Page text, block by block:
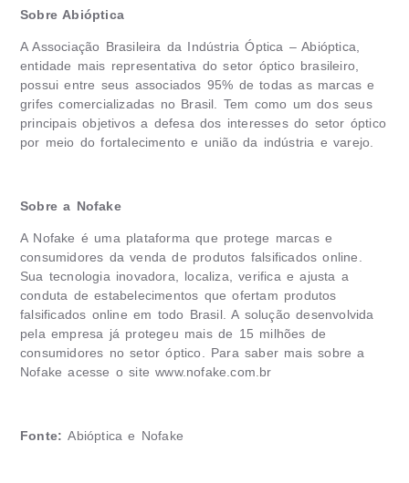
Sobre Abióptica
A Associação Brasileira da Indústria Óptica – Abióptica,
entidade mais representativa do setor óptico brasileiro,
possui entre seus associados 95% de todas as marcas e
grifes comercializadas no Brasil. Tem como um dos seus
principais objetivos a defesa dos interesses do setor óptico
por meio do fortalecimento e união da indústria e varejo.
Sobre a Nofake
A Nofake é uma plataforma que protege marcas e
consumidores da venda de produtos falsificados online.
Sua tecnologia inovadora, localiza, verifica e ajusta a
conduta de estabelecimentos que ofertam produtos
falsificados online em todo Brasil. A solução desenvolvida
pela empresa já protegeu mais de 15 milhões de
consumidores no setor óptico. Para saber mais sobre a
Nofake acesse o sitewww.nofake.com.br
Fonte: Abióptica e Nofake